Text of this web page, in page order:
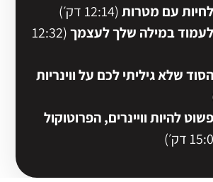
(12:14 דק׳)
(12:32
50: פשוט להיות וויינרים, הפרוטוקול